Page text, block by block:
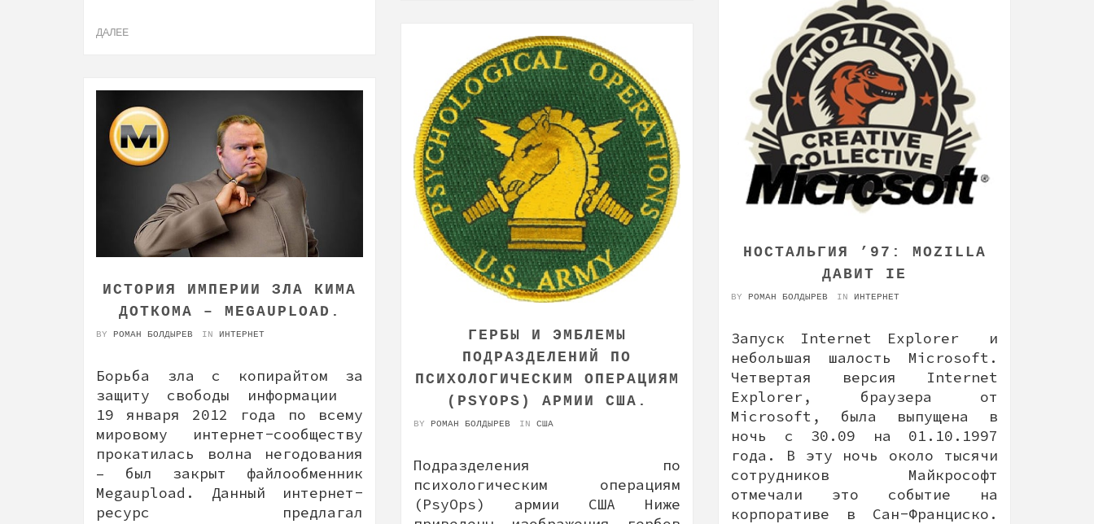
ДАЛЕЕ
НОСТАЛЬГИЯ ’97: MOZILLA
ДАВИТ IE
BY РОМАН БОЛДЫРЕВ IN ИНТЕРНЕТ
Запуск Internet Explorer и
небольшая шалость Microsoft.
Четвертая версия Internet
Explorer, браузера от
Microsoft, была выпущена в
ночь с 30.09 на 01.10.1997
года. В эту ночь около тысячи
сотрудников Майкрософт
отмечали это событие на
корпоративе в Сан-Франциско.
ГЕРБЫ И ЭМБЛЕМЫ
ПОДРАЗДЕЛЕНИЙ ПО
ПСИХОЛОГИЧЕСКИМ ОПЕРАЦИЯМ
(PSYOPS) АРМИИ США.
BY РОМАН БОЛДЫРЕВ IN США
Подразделения по
психологическим операциям
(PsуOps) армии США Ниже
ИСТОРИЯ ИМПЕРИИ ЗЛА КИМА
ДОТКОМА – MEGAUPLOAD.
BY РОМАН БОЛДЫРЕВ IN ИНТЕРНЕТ
Борьба зла с копирайтом за
защиту свободы информации
19 января 2012 года по всему
мировому интернет-сообществу
прокатилась волна негодования
– был закрыт файлообменник
Megaupload. Данный интернет-
ресурс предлагал